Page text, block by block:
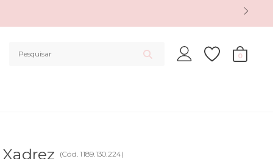
0
(Cód.1189.130.224)